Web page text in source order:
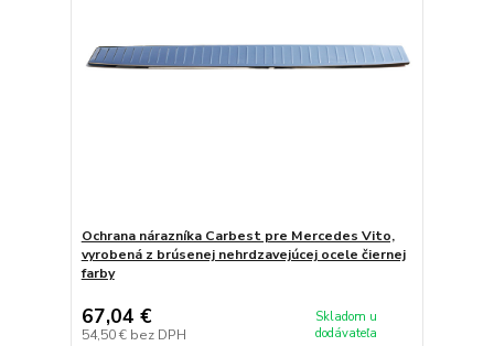
Ochrana nárazníka Carbest pre Mercedes Vito,
vyrobená z brúsenej nehrdzavejúcej ocele čiernej
farby
67,04 €
54,50 € bez DPH
Skladom u
dodávateľa